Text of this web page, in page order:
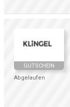
GUTSCHEIN
Abgelaufen